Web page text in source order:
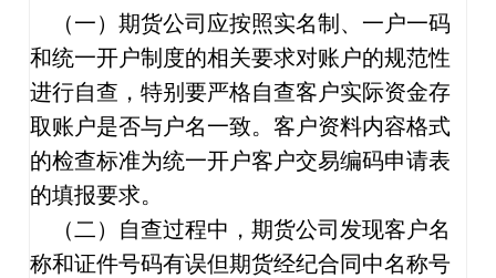
（一）期货公司应按照实名制、一户一码
和统一开户制度的相关要求对账户的规范性
进行自查，特别要严格自查客户实际资金存
取账户是否与户名一致。客户资料内容格式
的检查标准为统一开户客户交易编码申请表
的填报要求。
（二）自查过程中，期货公司发现客户名
称和证件号码有误但期货经纪合同中名称号